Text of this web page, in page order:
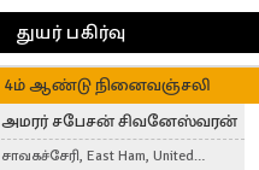
துயர் பகிர்வு
4ம் ஆண்டு நினைவஞ்சலி
அமரர் சபேசன் சிவனேஸ்வரன்
சாவகச்சேரி, East Ham, United